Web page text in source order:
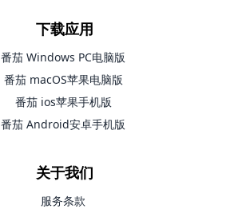
下载应用
番茄 Windows PC电脑版
番茄 macOS苹果电脑版
番茄 ios苹果手机版
番茄 Android安卓手机版
关于我们
服务条款